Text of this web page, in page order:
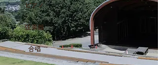
ピアノ
弦楽器
合唱